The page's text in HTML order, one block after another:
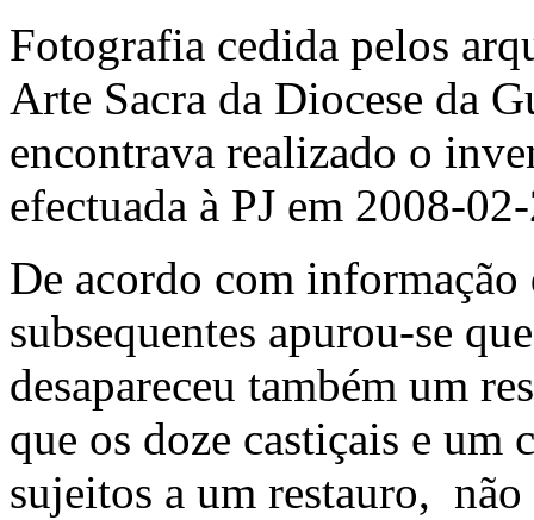
Fotografia cedida pelos
Arte Sacra da Diocese da
encontrava realizado o
efectuada à PJ em 2008-
De acordo com
subsequentes apurou-se
desapareceu também um
que os doze castiçais e
sujeitos a um restauro,